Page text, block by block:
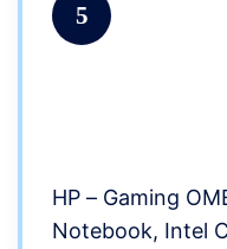
5
HP – Gaming
Notebook, Intel